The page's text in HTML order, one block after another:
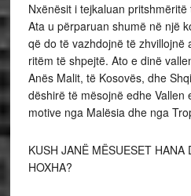
Nxënësit i tejkaluan
Ata u përparuan shumë në një
që do të vazhdojnë të zhvillojnë
ritëm të shpejtë. Ato e dinë
Anës Malit, të Kosovës, dhe
dëshirë të mësojnë edhe Vallen
motive nga Malësia dhe nga
KUSH JANË MËSUESET HANA
HOXHA?